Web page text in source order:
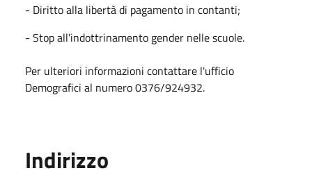
- Diritto alla libertà di pagamento in contanti;
- Stop all'indottrinamento gender nelle scuole.
Per ulteriori informazioni contattare l'ufficio
Demografici al numero 0376/924932.
Indirizzo